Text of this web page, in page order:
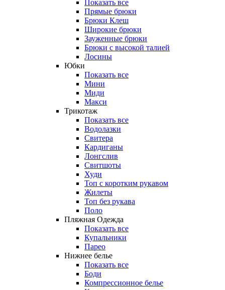
Показать все
Прямые брюки
Брюки Клеш
Широкие брюки
Зауженные брюки
Брюки с высокой талией
Лосины
Юбки
Показать все
Мини
Миди
Макси
Трикотаж
Показать все
Водолазки
Свитера
Кардиганы
Лонгслив
Свитшоты
Худи
Топ с коротким рукавом
Жилеты
Топ без рукава
Поло
Пляжная Одежда
Показать все
Купальники
Парео
Нижнее белье
Показать все
Боди
Компрессионное белье